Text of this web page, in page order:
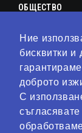
Ние
бисквитки и
доброто
С
ОБЩЕСТВО
КУЛТУРА
ЛАЙФСТАЙЛ
ТЕХНОЛОГИИ
АНАЛИЗИ